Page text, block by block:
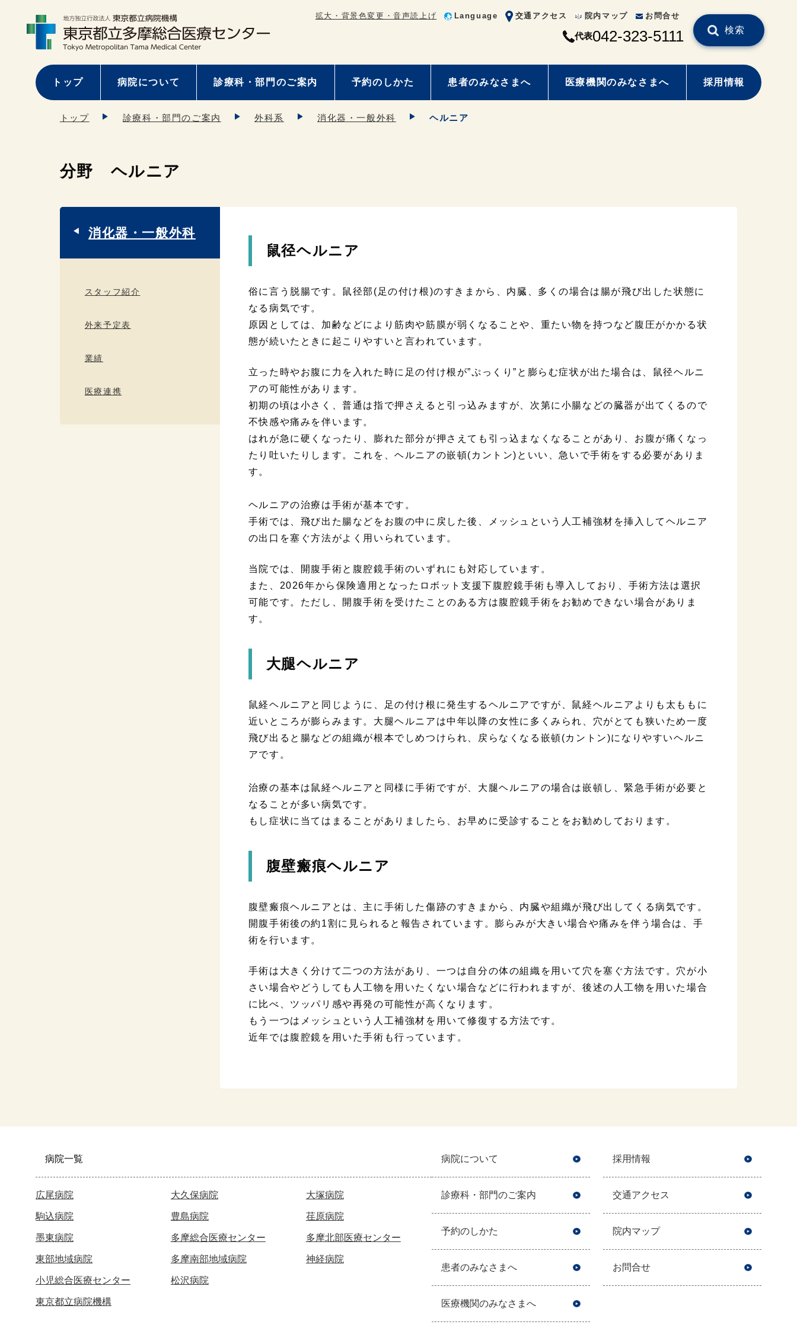
拡大・背景色変更・音声読上げ Language 交通アクセス 院内マップ お問合せ
代表042-323-5111 検索
トップ 病院について 診療科・部門のご案内 予約のしかた 患者のみなさまへ 医療機関のみなさまへ 採用情報
トップ 診療科・部門のご案内 外科系 消化器・一般外科 ヘルニア
分野 ヘルニア
鼠径ヘルニア
俗に言う脱腸です。鼠径部(足の付け根)のすきまから、内臓、多くの場合は腸が飛び出した状態に
なる病気です。
原因としては、加齢などにより筋肉や筋膜が弱くなることや、重たい物を持つなど腹圧がかかる状
態が続いたときに起こりやすいと言われています。
立った時やお腹に力を入れた時に足の付け根が”ぷっくり”と膨らむ症状が出た場合は、鼠径ヘルニ
アの可能性があります。
初期の頃は小さく、普通は指で押さえると引っ込みますが、次第に小腸などの臓器が出てくるので
不快感や痛みを伴います。
はれが急に硬くなったり、膨れた部分が押さえても引っ込まなくなることがあり、お腹が痛くなっ
たり吐いたりします。これを、ヘルニアの嵌頓(カントン)といい、急いで手術をする必要がありま
す。
ヘルニアの治療は手術が基本です。
手術では、飛び出た腸などをお腹の中に戻した後、メッシュという人工補強材を挿入してヘルニア
の出口を塞ぐ方法がよく用いられています。
当院では、開腹手術と腹腔鏡手術のいずれにも対応しています。
また、 2026年から保険適用となったロボット支援下腹腔鏡手術も導入しており、手術方法は選択
可能です。 ただし、開腹手術を受けたことのある方は腹腔鏡手術をお勧めできない場合がありま
す。
大腿ヘルニア
鼠経ヘルニアと同じように、足の付け根に発生するヘルニアですが、鼠経ヘルニアよりも太ももに
近いところが膨らみます。大腿ヘルニアは中年以降の女性に多くみられ、穴がとても狭いため一度
飛び出ると腸などの組織が根本でしめつけられ、戻らなくなる嵌頓(カントン)になりやすいヘルニ
アです。
治療の基本は鼠経ヘルニアと同様に手術ですが、大腿ヘルニアの場合は嵌頓し、緊急手術が必要と
なることが多い病気です。
もし症状に当てはまることがありましたら、お早めに受診することをお勧めしております。
腹壁瘢痕ヘルニア
腹壁瘢痕ヘルニアとは、主に手術した傷跡のすきまから、内臓や組織が飛び出してくる病気です。
開腹手術後の約1割に見られると報告されています。膨らみが大きい場合や痛みを伴う場合は、手
術を行います。
手術は大きく分けて二つの方法があり、一つは自分の体の組織を用いて穴を塞ぐ方法です。穴が小
さい場合やどうしても人工物を用いたくない場合などに行われますが、後述の人工物を用いた場合
に比べ、ツッパリ感や再発の可能性が高くなります。
もう一つはメッシュという人工補強材を用いて修復する方法です。
近年では腹腔鏡を用いた手術も行っています。
消化器・一般外科
スタッフ紹介
外来予定表
業績
医療連携
病院一覧
広尾病院 大久保病院 大塚病院
駒込病院 豊島病院 荏原病院
墨東病院 多摩総合医療センター 多摩北部医療センター
東部地域病院 多摩南部地域病院 神経病院
小児総合医療センター 松沢病院
東京都立病院機構
病院について
診療科・部門のご案内
予約のしかた
患者のみなさまへ
医療機関のみなさまへ
採用情報
交通アクセス
院内マップ
お問合せ